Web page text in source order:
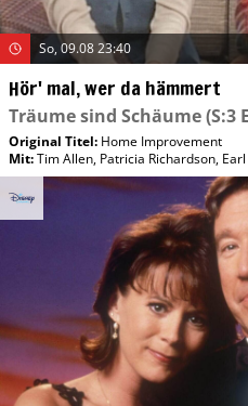
So, 09.08 23:40
Hör' mal, wer da hämmert
Träume sind Schäume(S:3
Original Titel: Home Improvement
Mit:Tim Allen, Patricia Richardson,